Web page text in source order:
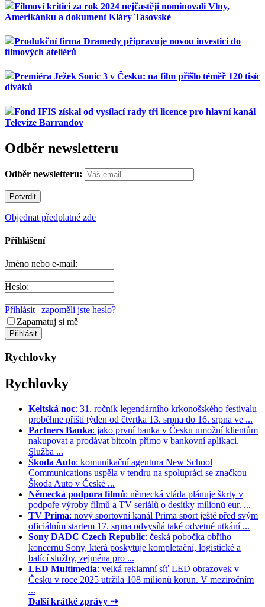
Filmoví kritici za rok 2024 nejčastěji nominovali Vlny,
Amerikánku a dokument Kláry Tasovské
Produkční firma Dramedy připravuje novou investici do
filmových ateliérů
Premiéra Ježek Sonic 3 v Česku: na film přišlo téměř 120 tisíc
diváků
Fond IFIS získal od vysílací rady tři licence pro hlavní kanál
Televize Barrandov
Odběr newsletteru
Odběr newsletteru:
Objednat předplatné zde
Přihlášení
Jméno nebo e-mail:
Heslo:
Přihlásit| zapoměli jste heslo?
Zapamatuj si mě
Rychlovky
Rychlovky
Keltská noc: 31. ročník legendárního krkonošského festivalu
proběhne příští týden od čtvrtka 13. srpna do 16. srpna ve ...
Partners Banka: jako první banka v Česku umožní klientům
nakupovat a prodávat bitcoin přímo v bankovní aplikaci.
Služba ...
Škoda Auto: komunikační agentura New School
Communications uspěla v tendru na spolupráci se značkou
Škoda Auto v České ...
Německá podpora filmů: německá vláda plánuje škrty v
podpoře výroby filmů a TV seriálů o desítky milionů eur. ...
TV Prima: nový sportovní kanál Prima sport ještě před svým
oficiálním startem 17. srpna odvysílá také odvetné utkání ...
Sony DADC Czech Republic: česká pobočka obřího
koncernu Sony, která poskytuje kompletační, logistické a
balící služby, zejména pro ...
LED Multimedia: velká reklamní síť LED obrazovek v
Česku v roce 2025 utržila 108 milionů korun. V meziročním
...
Další krátké zprávy ⇢